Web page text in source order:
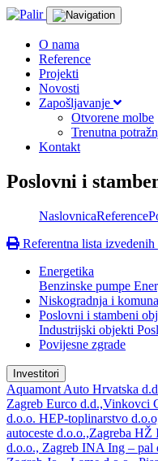
O nama
Reference
Projekti
Novosti
Zapošljavanje
Otvorene molbe
Trenutna
Kontakt
Poslovni i
NaslovnicaReference
Referentna lista izvedenih
Energetika
Benzinske pumpe
Niskogradnja i
Poslovni i stambeni
Industrijski objekti
Povijesne zgrade
Investitori
Aquamont Auto Hrvatska
Zagreb Eurco d.d.,Vinkovci
d.o.o. HEP-toplinarstvo
autoceste d.o.o.,Zagreba HŽ
d.o.o., Zagreb INA Ing – pal